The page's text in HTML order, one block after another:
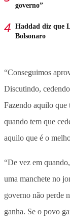
governo”
Haddad diz que
Bolsonaro
“Conseguimos
Discutindo,
Fazendo aquilo que
quando tem que
aquilo que é o
“De vez em
uma manchete no
governo não perde
ganha. Se o povo